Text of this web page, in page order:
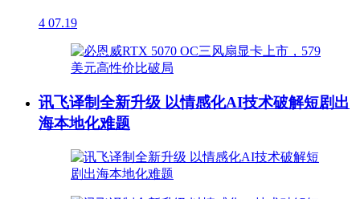
4 07.19
讯飞译制全新升级 以情感化AI技术破解短剧出
海本地化难题